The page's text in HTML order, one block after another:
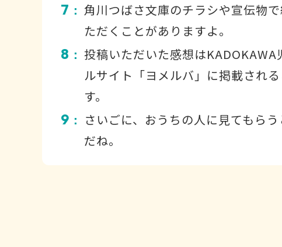
7 ： 角川つばさ文庫のチラシや宣伝物
ただくことがありますよ。
8 ： 投稿いただいた感想はKADOKAWA
ルサイト「ヨメルバ」に掲載され
す。
9 ：
さいごに、おうちの人に見てもら
だね。